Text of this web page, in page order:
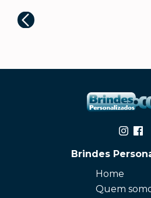
Brindes
Home
Quem